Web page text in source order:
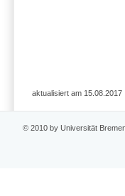
aktualisiert am 15.08.2017
© 2010 by Universität